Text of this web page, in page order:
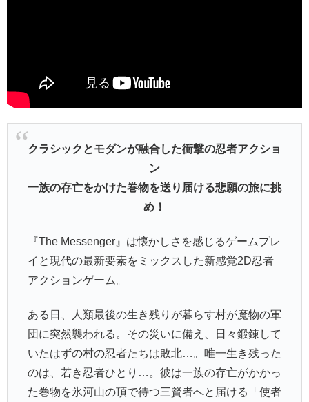
クラシックとモダンが融合した衝撃の忍者アクショ
ン
一族の存亡をかけた巻物を送り届ける悲願の旅に挑
め！
『The Messenger』は懐かしさを感じるゲームプレ
イと現代の最新要素をミックスした新感覚2D忍者
アクションゲーム。
ある日、人類最後の生き残りが暮らす村が魔物の軍
団に突然襲われる。その災いに備え、日々鍛錬して
いたはずの村の忍者たちは敗北…。唯一生き残った
のは、若き忍者ひとり…。彼は一族の存亡がかかっ
た巻物を氷河山の頂で待つ三賢者へと届ける「使者